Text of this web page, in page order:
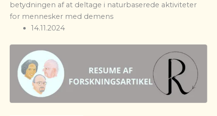
betydningen af at deltage i naturbaserede aktiviteter
for mennesker med demens
14.11.2024